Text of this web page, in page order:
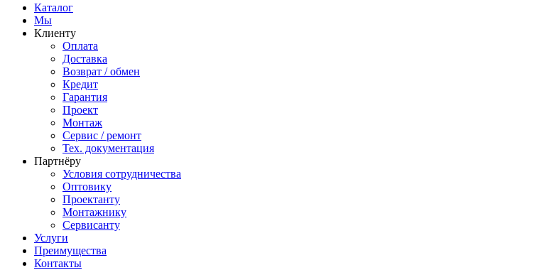
Каталог
Мы
Клиенту
Оплата
Доставка
Возврат / обмен
Кредит
Гарантия
Проект
Монтаж
Сервис / ремонт
Тех. документация
Партнёру
Условия сотрудничества
Оптовику
Проектанту
Монтажнику
Сервисанту
Услуги
Преимущества
Контакты